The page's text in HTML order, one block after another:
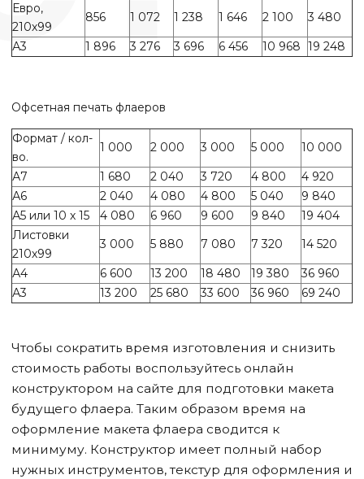
Евро,
210х99
856 1 072 1 238 1 646 2 100
3 480
А3
1 896 3 276 3 696 6 456 10 968 19 248
Офсетная печать флаеров
Формат / кол-
во.
1 000 2 000 3 000 5 000
10 000
А7
1 680 2 040 3 720 4 800
4 920
А6
2 040 4 080 4 800 5 040
9 840
А5 или 10 х 15
4 080 6 960 9 600 9 840
19 404
Листовки
210х99
3 000 5 880 7 080 7 320
14 520
А4
6 600 13 200 18 480 19 380
36 960
А3
13 200 25 680 33 600 36 960 69 240
Чтобы сократить время изготовления и снизить
стоимость работы воспользуйтесь онлайн
конструктором на сайте для подготовки макета
будущего флаера. Таким образом время на
оформление макета флаера сводится к
минимуму. Конструктор имеет полный набор
нужных инструментов, текстур для оформления и